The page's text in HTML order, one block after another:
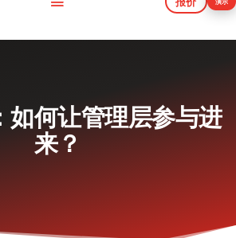
演示
报价 演示
如何让管理层参与进
来？